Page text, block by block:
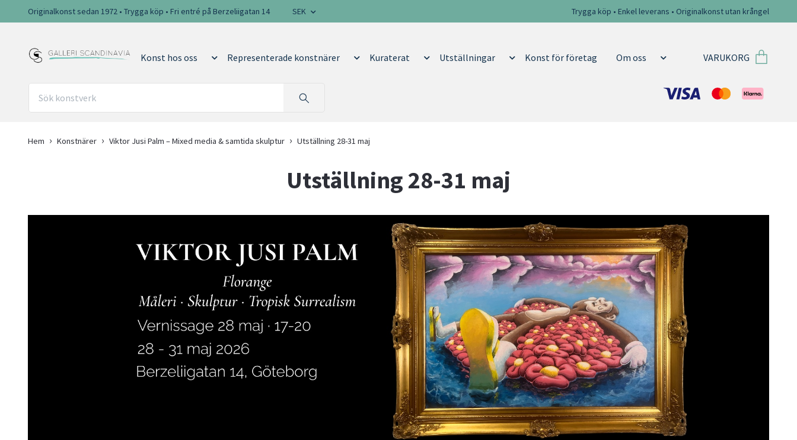
Originalkonst sedan 1972 • Trygga köp • Fri entré på Berzeliigatan 14 SEK Trygga köp • Enkel leverans • Originalkonst utan krångel
Konst hos oss Representerade konstnärer Kuraterat Utställningar Konst för företag Om oss VARUKORG
Hem Konstnärer Viktor Jusi Palm – Mixed media & samtida skulptur Utställning 28-31 maj
Utställning 28-31 maj